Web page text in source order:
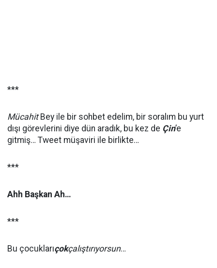
***
MücahitBey ile bir sohbet edelim, bir soralım bu yurt
dışı görevlerini diye dün aradık, bu kez de Çin’e
gitmiş… Tweet müşaviri ile birlikte…
***
Ahh Başkan Ah…
***
Bu çocuklarıçokçalıştırıyorsun…